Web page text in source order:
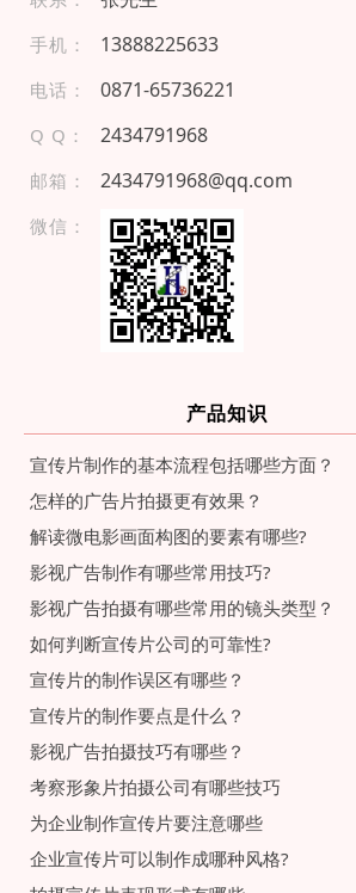
手机： 1 388 82 256 33
电话： 08 71- 6 573 62 21
Q Q： 2434791968
邮箱： 2434791968@qq.com
微信：
产品知识
宣传片制作的基本流程包括哪些方面？
怎样的广告片拍摄更有效果？
解读微电影画面构图的要素有哪些?
影视广告制作有哪些常用技巧?
影视广告拍摄有哪些常用的镜头类型？
如何判断宣传片公司的可靠性?
宣传片的制作误区有哪些？
宣传片的制作要点是什么？
影视广告拍摄技巧有哪些？
考察形象片拍摄公司有哪些技巧
为企业制作宣传片要注意哪些
企业宣传片可以制作成哪种风格?